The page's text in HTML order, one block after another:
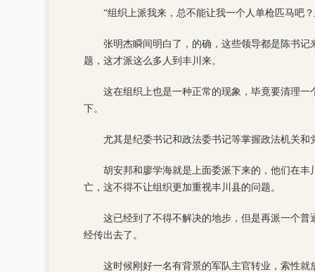
“组织上派我来，总不能让我一个人单枪匹马吧
张明杰瞬间明白了，的确，这些领导都是陈书
题，这才派这么多人到丰川来。
这在组织上也是一种正常的现象，毕竟要清理
下。
尤其是纪委书记和政法委书记等掌握政法机关
胡安邦和廖学海就是上面委派下来的，他们在
亡，这不得不让组织更加重视丰川县的问题。
这已经到了不得不解决的地步，但是再派一个
经传出去了。
这时候刚好一名有背景的军队主官转业，索性就